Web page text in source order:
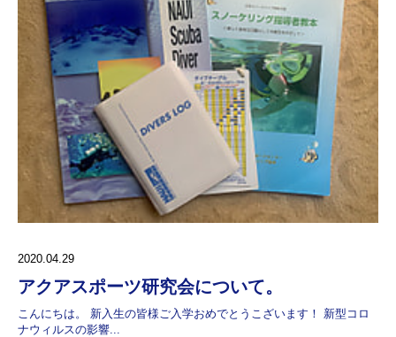
2020.04.29
アクアスポーツ研究会について。
こんにちは。 新入生の皆様ご入学おめでとうこざいます！ 新型コロ
ナウィルスの影響...